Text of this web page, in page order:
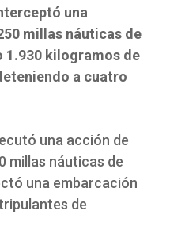
una
millas náuticas de
1.930 kilogramos de
a cuatro
una acción de
millas náuticas de
una embarcación
de